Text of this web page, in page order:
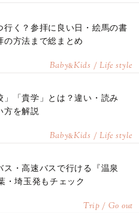
行く？参拝に良い日・絵馬の書
の方法まで総まとめ
Baby&Kids / Life style
」「貴学」とは？違い・読み
方を解説
Baby&Kids / Life style
ス・高速バスで行ける『温泉
・埼玉発もチェック
Trip / Go out